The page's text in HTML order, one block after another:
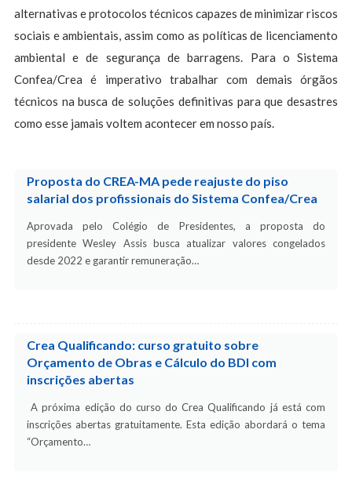
alternativas e protocolos técnicos capazes de minimizar riscos
sociais e ambientais, assim como as políticas de licenciamento
ambiental e de segurança de barragens. Para o Sistema
Confea/Crea é imperativo trabalhar com demais órgãos
técnicos na busca de soluções definitivas para que desastres
como esse jamais voltem acontecer em nosso país.
Proposta do CREA-MA pede reajuste do piso
salarial dos profissionais do Sistema Confea/Crea
Aprovada pelo Colégio de Presidentes, a proposta do
presidente Wesley Assis busca atualizar valores congelados
desde 2022 e garantir remuneração…
Crea Qualificando: curso gratuito sobre
Orçamento de Obras e Cálculo do BDI com
inscrições abertas
A próxima edição do curso do Crea Qualificando já está com
inscrições abertas gratuitamente. Esta edição abordará o tema
“Orçamento…